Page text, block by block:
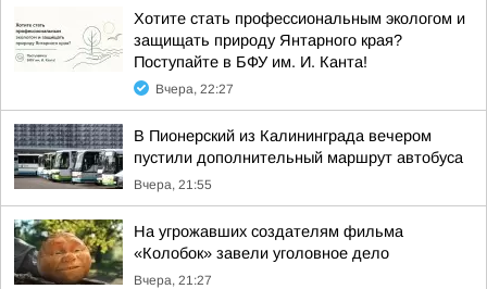
Хотите стать профессиональным экологом и
защищать природу Янтарного края?
Поступайте в БФУ им. И. Канта!
Вчера, 22:27
В Пионерский из Калининграда вечером
пустили дополнительный маршрут автобуса
Вчера, 21:55
На угрожавших создателям фильма
«Колобок» завели уголовное дело
Вчера, 21:27